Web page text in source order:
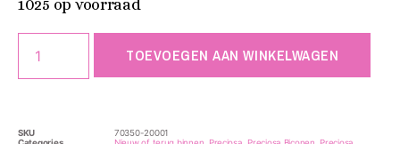
1025 op voorraad
TOEVOEGEN AAN WINKELWAGEN
SKU
70350-20001